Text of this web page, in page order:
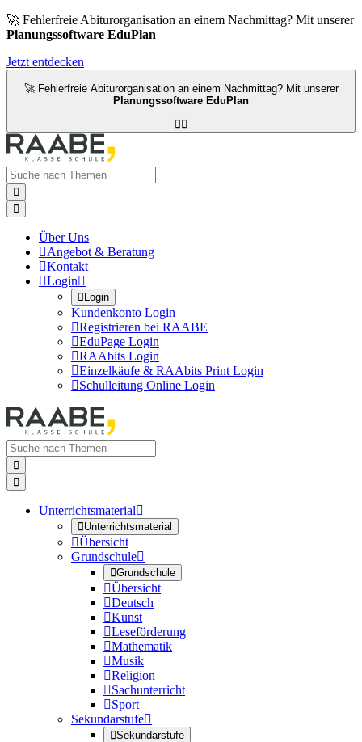
🚀 Fehlerfreie Abiturorganisation an einem Nachmittag? Mit unserer
Planungssoftware EduPlan
Jetzt entdecken
🚀 Fehlerfreie Abiturorganisation an einem Nachmittag? Mit unserer
Planungssoftware EduPlan



Über Uns
Angebot & Beratung
Kontakt
Login
Login
Kundenkonto Login
Registrieren bei RAABE
EduPage Login
RAAbits Login
Einzelkäufe & RAAbits Print Login
Schulleitung Online Login


Unterrichtsmaterial
Unterrichtsmaterial
Übersicht
Grundschule
Grundschule
Übersicht
Deutsch
Kunst
Leseförderung
Mathematik
Musik
Religion
Sachunterricht
Sport
Sekundarstufe
Sekundarstufe